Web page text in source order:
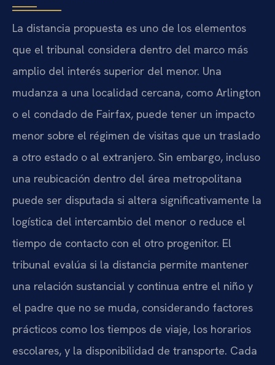
La distancia propuesta es uno de los elementos
que el tribunal considera dentro del marco más
amplio del interés superior del menor. Una
mudanza a una localidad cercana, como Arlington
o el condado de Fairfax, puede tener un impacto
menor sobre el régimen de visitas que un traslado
a otro estado o al extranjero. Sin embargo, incluso
una reubicación dentro del área metropolitana
puede ser disputada si altera significativamente la
logística del intercambio del menor o reduce el
tiempo de contacto con el otro progenitor. El
tribunal evalúa si la distancia permite mantener
una relación sustancial y continua entre el niño y
el padre que no se muda, considerando factores
prácticos como los tiempos de viaje, los horarios
escolares, y la disponibilidad de transporte. Cada